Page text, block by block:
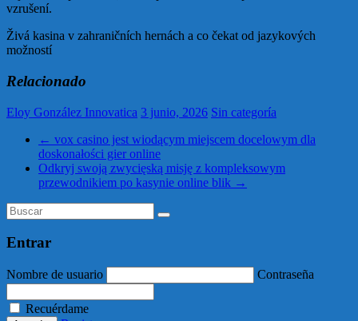
vzrušení.
Živá kasina v zahraničních hernách a co čekat od jazykových
možností
Relacionado
Eloy González Innovatica 3 junio, 2026 Sin categoría
← vox casino jest wiodącym miejscem docelowym dla
doskonałości gier online
Odkryj swoją zwycięską misję z kompleksowym
przewodnikiem po kasynie online blik →
Entrar
Nombre de usuario Contraseña
Recuérdame